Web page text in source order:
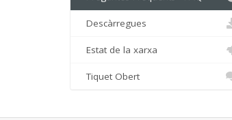
Descàrregues
Estat de la xarxa
Tiquet Obert